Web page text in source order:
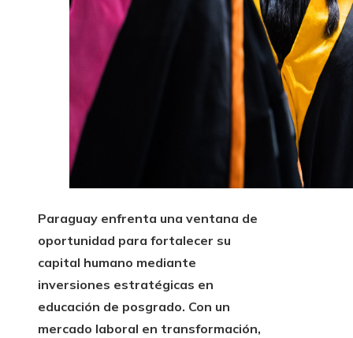
Paraguay enfrenta una ventana de
oportunidad para fortalecer su
capital humano mediante
inversiones estratégicas en
educación de posgrado. Con un
mercado laboral en transformación,